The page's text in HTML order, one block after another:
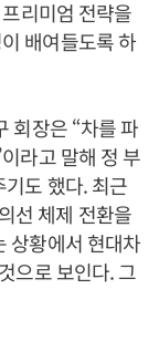
리미엄 전략을
배여들도록 하
회장은 “차를 파
라고 말해 정 부
도 했다. 최근
선 체제 전환을
상황에서 현대차
으로 보인다. 그